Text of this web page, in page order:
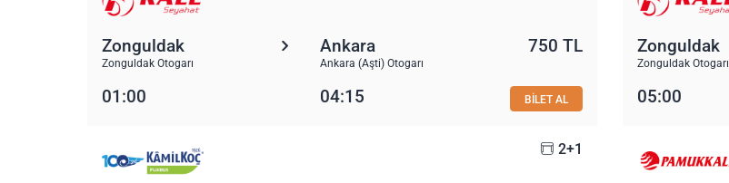
Zonguldak
Zonguldak Otogarı
Ankara
Ankara (Aşti) Otogarı
750 TL
01:00 04:15 BİLET AL
Zonguldak
Zonguldak Otogarı
05:00
2+1